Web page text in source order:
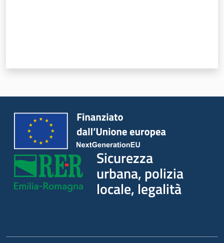
Sicurezza
urbana, polizia
locale, legalità